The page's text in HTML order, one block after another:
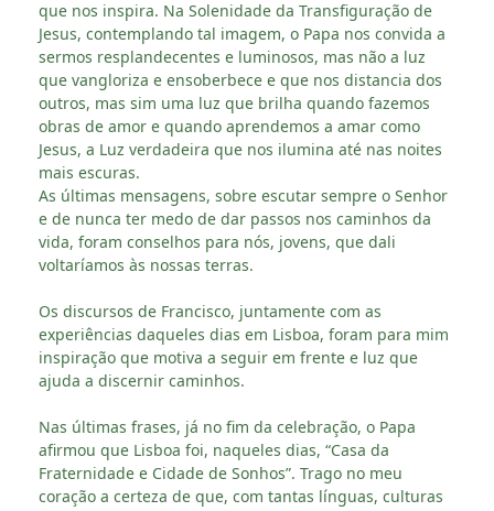
que nos inspira. Na Solenidade da Transfiguração de
Jesus, contemplando tal imagem, o Papa nos convida a
sermos resplandecentes e luminosos, mas não a luz
que vangloriza e ensoberbece e que nos distancia dos
outros, mas sim uma luz que brilha quando fazemos
obras de amor e quando aprendemos a amar como
Jesus, a Luz verdadeira que nos ilumina até nas noites
mais escuras.
As últimas mensagens, sobre escutar sempre o Senhor
e de nunca ter medo de dar passos nos caminhos da
vida, foram conselhos para nós, jovens, que dali
voltaríamos às nossas terras.
Os discursos de Francisco, juntamente com as
experiências daqueles dias em Lisboa, foram para mim
inspiração que motiva a seguir em frente e luz que
ajuda a discernir caminhos.
Nas últimas frases, já no fim da celebração, o Papa
afirmou que Lisboa foi, naqueles dias, “Casa da
Fraternidade e Cidade de Sonhos”. Trago no meu
coração a certeza de que, com tantas línguas, culturas